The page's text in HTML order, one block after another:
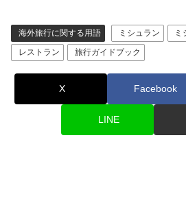
海外旅行に関する用語 ミシュラン
ミ
レストラン
旅行ガイドブック
X Facebook
LINE